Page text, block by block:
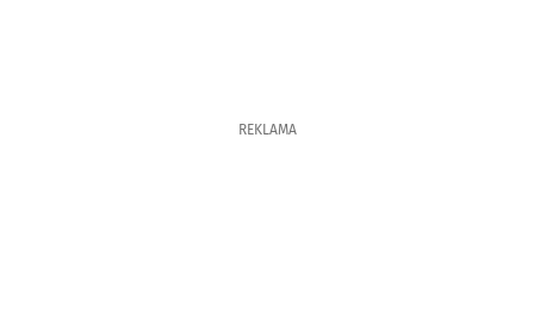
REKLAMA